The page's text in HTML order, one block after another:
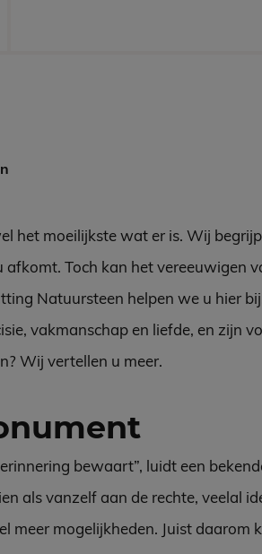
het moeilijkste wat er is. Wij
Toch kan het vereeuwigen
Natuursteen helpen we u hier
vakmanschap en liefde, en zijn
Wij vertellen u meer.
bewaart”, luidt een
als vanzelf aan de rechte, veelal
meer mogelijkheden. Juist daarom